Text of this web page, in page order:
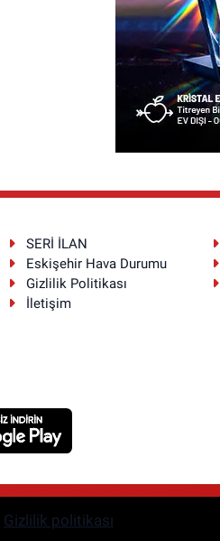
SERİ İLAN
Eskişehir Hava Durumu
Gizlilik Politikası
İletişim
Gizlilik politikası